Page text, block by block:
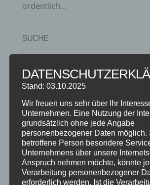
ordentlich...
SUCHE
NEUESTE BEITRÄGE
SCHNUPPERTAG 2026
Abschlussball 2026
WEIHNACHTSFERIEN
KATEGORIEN
Kategorien
Stand: 03.10.2025
Wir freuen uns sehr über Ihr
Unternehmen. Eine Nutzung der
grundsätzlich ohne jede Angabe
personenbezogener Daten möglich.
betroffene Person besondere
Unternehmens über unsere
Anspruch nehmen möchte, könnte
Verarbeitung personenbezogener
erforderlich werden. Ist die